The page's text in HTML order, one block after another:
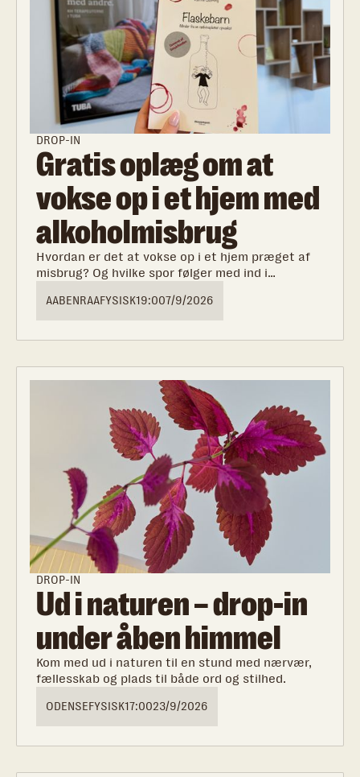
DROP-IN
Gratis oplæg om at
vokse op i et hjem med
alkoholmisbrug
Hvordan er det at vokse op i et hjem præget af
misbrug? Og hvilke spor følger med ind i
tankevækkende oplæg med Katrine Quorning om
stofmisbrug.
AABENRAAFYSISK19:007/9/2026
DROP-IN
Ud i naturen – drop-in
under åben himmel
Kom med ud i naturen til en stund med nærvær,
fællesskab og plads til både ord og stilhed.
ODENSEFYSISK17:0023/9/2026